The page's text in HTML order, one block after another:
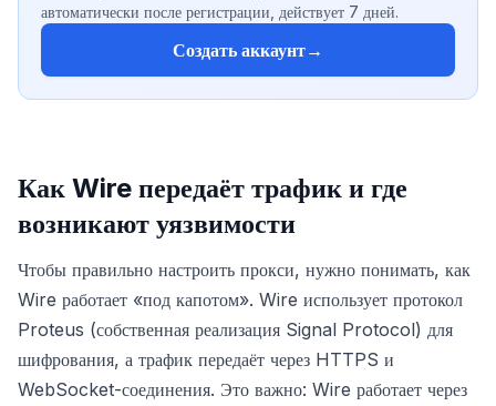
автоматически после регистрации, действует 7 дней.
Создать аккаунт→
Как Wire передаёт трафик и где
возникают уязвимости
Чтобы правильно настроить прокси, нужно понимать, как
Wire работает «под капотом». Wire использует протокол
Proteus (собственная реализация Signal Protocol) для
шифрования, а трафик передаёт через HTTPS и
WebSocket-соединения. Это важно: Wire работает через